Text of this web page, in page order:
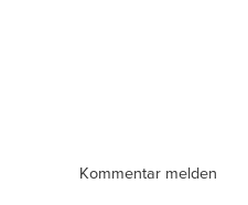
Kommentar melden